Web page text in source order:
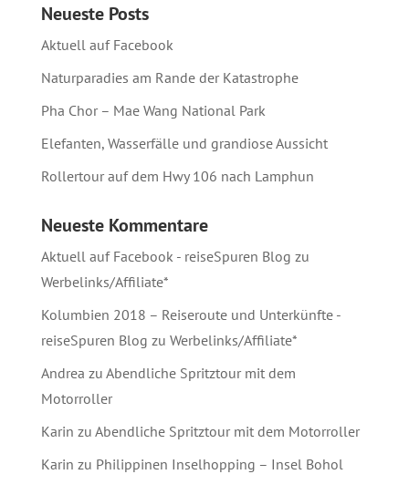
Neueste Posts
Aktuell auf Facebook
Naturparadies am Rande der Katastrophe
Pha Chor – Mae Wang National Park
Elefanten, Wasserfälle und grandiose Aussicht
Rollertour auf dem Hwy 106 nach Lamphun
Neueste Kommentare
Aktuell auf Facebook - reiseSpuren Blog zu
Werbelinks/Affiliate*
Kolumbien 2018 – Reiseroute und Unterkünfte -
reiseSpuren Blog zu Werbelinks/Affiliate*
Andrea zu Abendliche Spritztour mit dem
Motorroller
Karin zu Abendliche Spritztour mit dem Motorroller
Karin zu Philippinen Inselhopping – Insel Bohol